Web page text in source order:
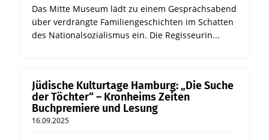
Das Mitte Museum lädt zu einem Gesprächsabend
über verdrängte Familiengeschichten im Schatten
des Nationalsozialismus ein. Die Regisseurin...
Jüdische Kulturtage Hamburg: „Die Suche
der Töchter“ – Kronheims Zeiten
Buchpremiere und Lesung
16.09.2025